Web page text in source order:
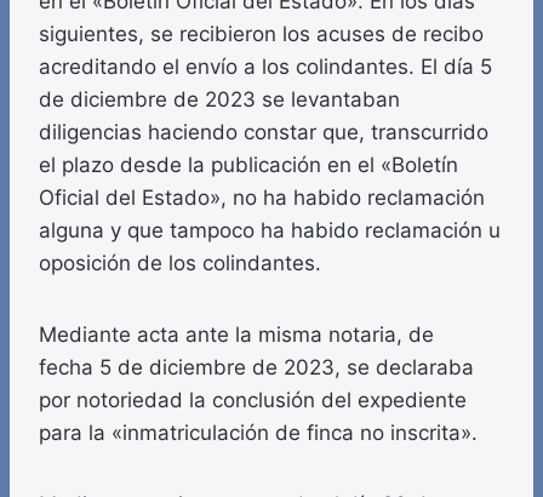
siguientes, se recibieron los acuses de recibo
acreditando el envío a los colindantes. El día 5
de diciembre de 2023 se levantaban
diligencias haciendo constar que, transcurrido
el plazo desde la publicación en el «Boletín
Oficial del Estado», no ha habido reclamación
alguna y que tampoco ha habido reclamación u
oposición de los colindantes.
Mediante acta ante la misma notaria, de
fecha 5 de diciembre de 2023, se declaraba
por notoriedad la conclusión del expediente
para la «inmatriculación de finca no inscrita».